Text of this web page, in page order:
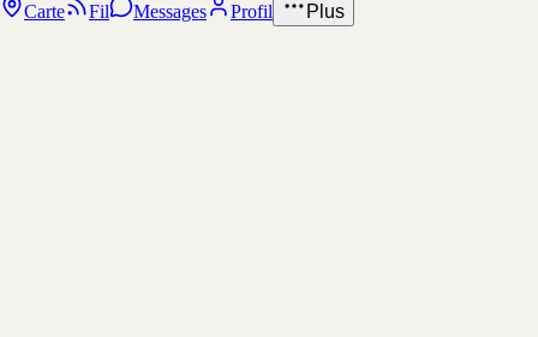
Carte
Fil Messages Profil Plus